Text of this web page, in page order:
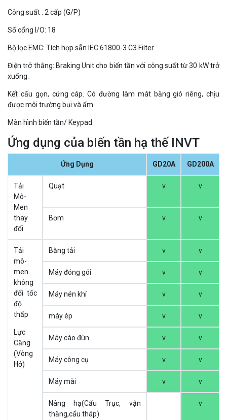
Công suất : 2 cấp (G/P)
Số cổng I/O: 18
Bộ lọc EMC: Tích hợp sẵn IEC 61800-3 C3 Filter
Điện trở thắng: Braking Unit cho biến tần với công suất từ 30 kW trở
xuống.
Kết cấu gọn, cứng cáp. Có đường làm mát bằng gió riêng, chịu
được môi trường bụi và ẩm
Màn hình biến tần/ Keypad
Ứng dụng của biến tần hạ thế INVT
Ứng Dụng GD20A GD200A
Tải
Mô-
Men
thay
đổi
Quạt v v
Bơm v v
Tải
mô-
men
không
đổi tốc
độ
thấp
Lực
Căng
(Vòng
Hở)
Băng tải v v
Máy đóng gói v v
Máy nén khí v v
máy ép v v
Máy cào đùn v v
Máy công cụ v v
Máy mài v v
Nâng hạ(Cẩu Trục, vận
thăng,cẩu tháp)
v